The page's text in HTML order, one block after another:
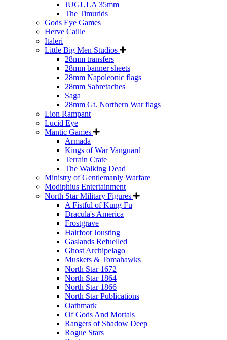
JUGULA 35mm
The Timurids
Gods Eye Games
Herve Caille
Italeri
Little Big Men Studios
28mm transfers
28mm banner sheets
28mm Napoleonic flags
28mm Sabretaches
Saga
28mm Gt. Northern War flags
Lion Rampant
Lucid Eye
Mantic Games
Armada
Kings of War Vanguard
Terrain Crate
The Walking Dead
Ministry of Gentlemanly Warfare
Modiphius Entertainment
North Star Military Figures
A Fistful of Kung Fu
Dracula's America
Frostgrave
Hairfoot Jousting
Gaslands Refuelled
Ghost Archipelago
Muskets & Tomahawks
North Star 1672
North Star 1864
North Star 1866
North Star Publications
Oathmark
Of Gods And Mortals
Rangers of Shadow Deep
Rogue Stars